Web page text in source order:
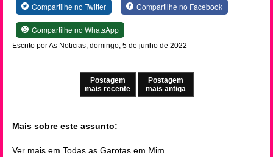
Compartilhe no Twitter Compartilhe no Facebook
Compartilhe no WhatsApp
Escrito por As Noticias, domingo, 5 de junho de 2022
Postagem
mais recente
Postagem
mais antiga
Mais sobre este assunto:
Ver mais em Todas as Garotas em Mim